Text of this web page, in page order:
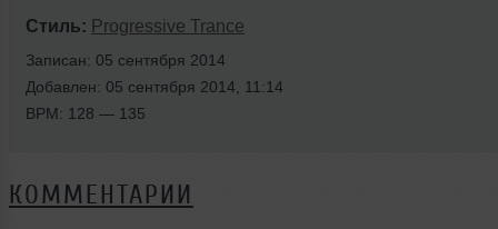
Стиль: Progressive Trance
Записан: 05 сентября 2014
Добавлен: 05 сентября 2014, 11:14
BPM: 128 — 135
КОММЕНТАРИИ